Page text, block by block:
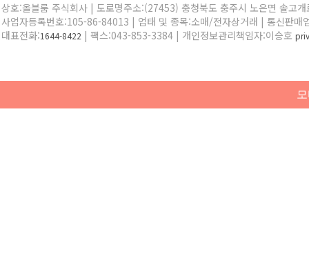
상호:올블룸 주식회사 | 도로명주소:(27453) 충청북도 충주시 노은면 솔고
사업자등록번호:105-86-84013 | 업태 및 종목:소매/전자상거래 | 통신판매
대표전화:1644-8422 | 팩스:043-853-3384 | 개인정보관리책임자:이승호